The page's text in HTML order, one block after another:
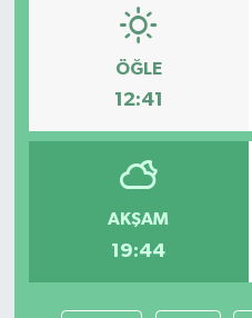
ÖĞLE
12:41
AKŞAM
19:44
Gömeç
Havran
İvrindi